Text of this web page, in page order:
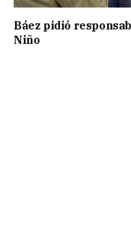
Báez pidió
Niño